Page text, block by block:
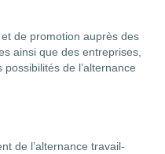
de promotion auprès des
ainsi que des entreprises,
de l’alternance
de l’alternance travail-